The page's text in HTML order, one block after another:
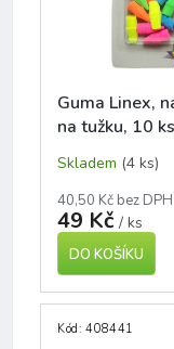
ů
d
u
k
t
Guma Linex,
na tužku, 10
barvy
Skladem (4 ks)
40,50 Kč bez DPH
49 Kč / ks
DO KOŠÍKU
Kód: 408441